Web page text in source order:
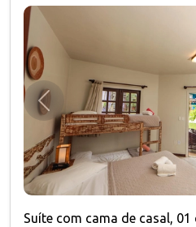
Anterior
Suíte com cama de casal,